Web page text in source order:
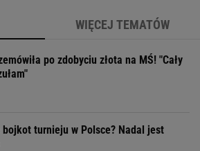
WIĘCEJ TEMATÓW
po zdobyciu złota na MŚ! "Cały
bojkot turnieju w Polsce? Nadal jest